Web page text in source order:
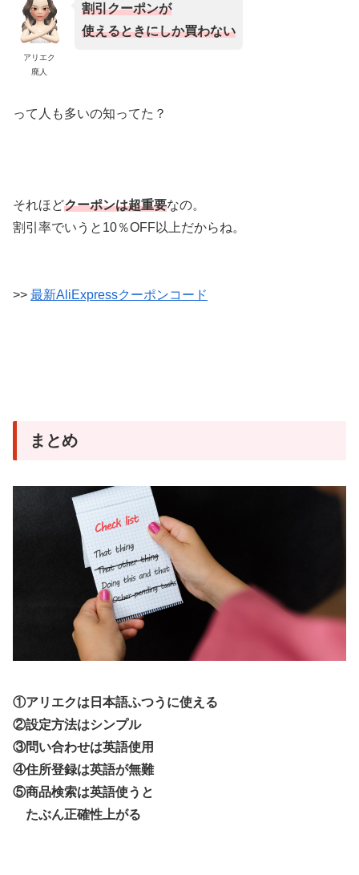
アリエク
廃人
割引クーポンが
使えるときにしか買わない
って人も多いの知ってた？
それほどクーポンは超重要なの。
割引率でいうと10％OFF以上だからね。
>> 最新AliExpressクーポンコード
まとめ
①アリエクは日本語ふつうに使える
②設定方法はシンプル
③問い合わせは英語使用
④住所登録は英語が無難
⑤商品検索は英語使うと
たぶん正確性上がる